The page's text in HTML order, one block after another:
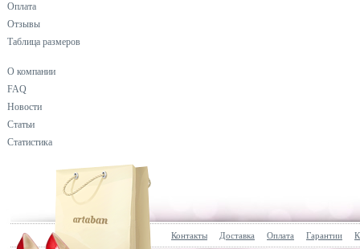
Оплата
Отзывы
Таблица размеров
О компании
FAQ
Новости
Статьи
Статистика
Контакты Доставка Оплата Гарантии